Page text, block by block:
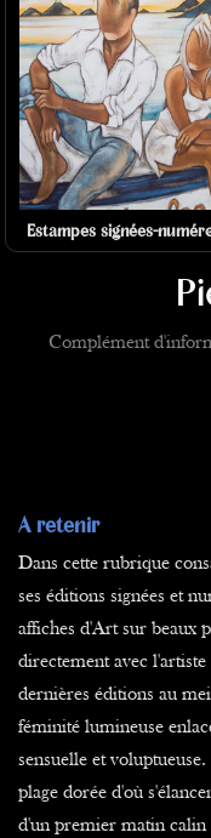
Estampes signées-
Complément
A retenir
Dans cette rubrique
ses éditions signées et
affiches d'Art sur beaux
directement avec
dernières éditions au
féminité lumineuse
sensuelle et
plage dorée d'où
d'un premier matin calin